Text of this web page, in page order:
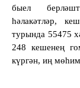
быел
һәлакәтләр,
турында 55475
248 кешенең
күргән, иң